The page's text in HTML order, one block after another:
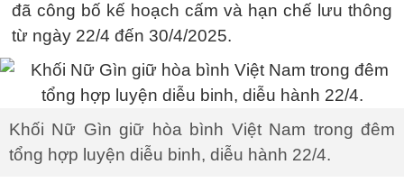
đã công bố kế hoạch cấm và hạn chế lưu thông
từ ngày 22/4 đến 30/4/2025.
Khối Nữ Gìn giữ hòa bình Việt Nam trong đêm
tổng hợp luyện diễu binh, diễu hành 22/4.